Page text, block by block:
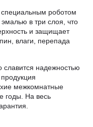
специальным роботом
в три слоя, что
и защищает
влаги, перепада
славится надежностью
межкомнатные
годы. На весь